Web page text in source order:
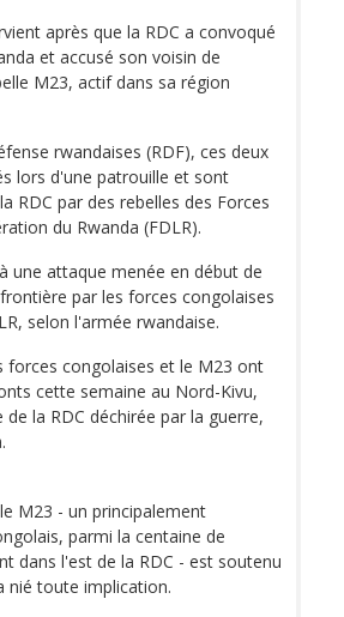
après que la RDC a convoqué
et accusé son voisin de
M23, actif dans sa région
rwandaises (RDF), ces deux
lors d'une patrouille et sont
RDC par des rebelles des Forces
du Rwanda (FDLR).
une attaque menée en début de
par les forces congolaises
selon l'armée rwandaise.
forces congolaises et le M23 ont
cette semaine au Nord-Kivu,
la RDC déchirée par la guerre,
M23 - un principalement
parmi la centaine de
dans l'est de la RDC - est soutenu
nié toute implication.